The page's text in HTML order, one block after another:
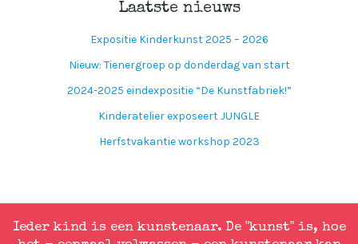
Laatste nieuws
Expositie Kinderkunst 2025 – 2026
Nieuw: Tienergroep op donderdag van start
2024-2025 eindexpositie “De Kunstfabriek!”
Kinderatelier exposeert JUNGLE
Herfstvakantie workshop 2023
Ieder kind is een kunstenaar. De "kunst" is, hoe